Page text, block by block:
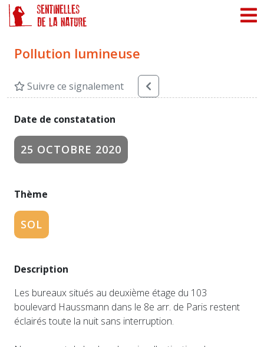
Pollution lumineuse
Suivre ce signalement
Date de constatation
25 OCTOBRE 2020
Thème
SOL
Description
Les bureaux situés au deuxième étage du 103
boulevard Haussmann dans le 8e arr. de Paris restent
éclairés toute la nuit sans interruption.
Panneau de gestion des cookies